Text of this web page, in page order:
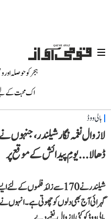
ہجر کو حوصلہ
اک محبت کے
بالی ووڈ
لازوال نغمہ نگار شیلندر،
ڈھالا...یومِ پیدائش کے موقع پر
شیلندر نے 170 سے زائد
گہرائی آج بھی دلوں کو چھوتی ہے۔ انہوں